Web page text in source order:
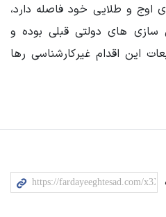
و طلایی خود فاصله دارد،
سازی های دولتی قبلی بوده و
این اقدام غیرکارشناسی رها